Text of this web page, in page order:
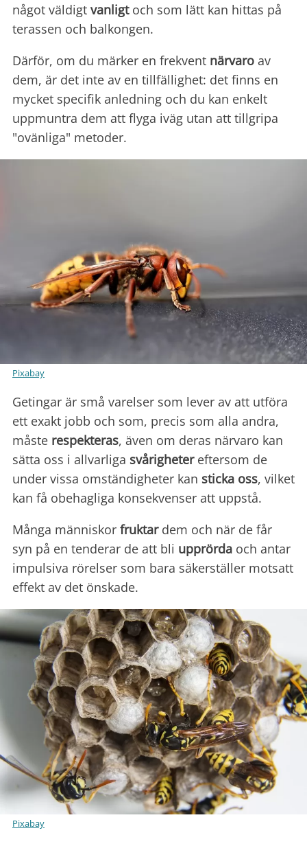
något väldigt vanligtoch som lätt kan hittas på
terassen och balkongen.
Därför, om du märker en frekvent närvaro av
dem, är det inte av en tillfällighet: det finns en
mycket specifik anledning och du kan enkelt
uppmuntra dem att flyga iväg utan att tillgripa
"ovänliga" metoder.
Pixabay
Getingar är små varelser som lever av att utföra
ett exakt jobb och som, precis som alla andra,
måste respekteras, även om deras närvaro kan
sätta oss i allvarliga svårighetereftersom de
under vissa omständigheter kan sticka oss, vilket
kan få obehagliga konsekvenser att uppstå.
Många människor fruktardem och när de får
syn på en tenderar de att bli upprörda och antar
impulsiva rörelser som bara säkerställer motsatt
effekt av det önskade.
Pixabay